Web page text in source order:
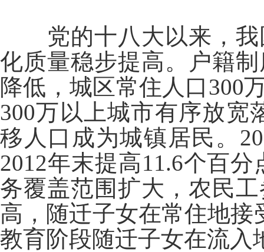
党的十八大以来，
化质量稳步提高。户籍
降低，城区常住人口300
300万以上城市有序放宽
移人口成为城镇居民。
2012年末提高11.6个百
务覆盖范围扩大，农民
高，随迁子女在常住地接
教育阶段随迁子女在流入